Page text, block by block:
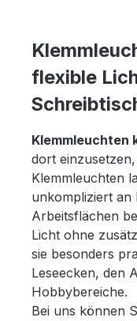
flexible
Klemmleuchten
dort
Klemmleuchten
unkompliziert an
Arbeitsflächen
Licht ohne
sie besonders
Leseecken, den
Hobbybereiche.
Bei uns können